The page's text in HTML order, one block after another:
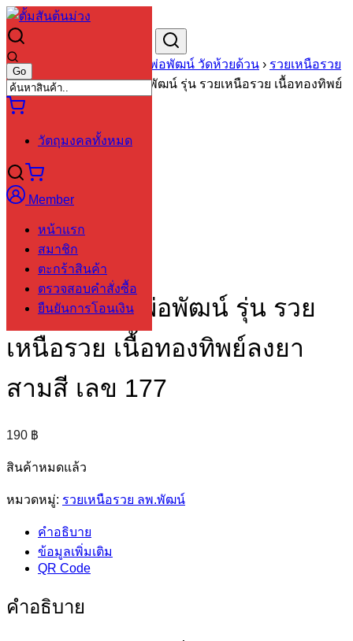
Skip
to
content
วัตถุมงคลทั้งหมด
Member
หน้าแรก
สมาชิก
ตะกร้าสินค้า
ตรวจสอบคำสั่งซื้อ
ยืนยันการโอนเงิน
Search
for:
หน้าหลัก วัตถุมงคลหลวงพ่อพัฒน์ วัดห้วยด้วน › รวยเหนือรวย
ลพ.พัฒน์›เหรียญหลวงพ่อพัฒน์ รุ่น รวยเหนือรวย เนื้อทองทิพย์
ลงยาสามสี เลข 177
เหรียญหลวงพ่อพัฒน์ รุ่น รวย
เหนือรวย เนื้อทองทิพย์ลงยา
สามสี เลข 177
190 ฿
สินค้าหมดแล้ว
หมวดหมู่: รวยเหนือรวย ลพ.พัฒน์
คำอธิบาย
ข้อมูลเพิ่มเติม
QR Code
คำอธิบาย